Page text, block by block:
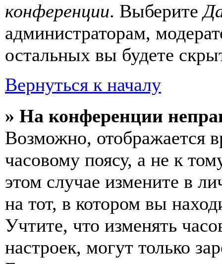
конференции. Выберите
администраторам,
остальных вы будете
Вернуться к началу
» На конференции
Возможно, отображается
часовому поясу, а не к
этом случае измените в
на тот, в котором вы
Учтите, что изменять
настроек, могут только